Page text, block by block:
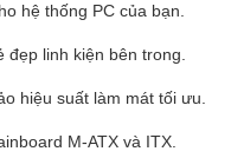
hệ thống PC của bạn.
linh kiện bên trong.
hiệu suất làm mát tối ưu.
M-ATX và ITX.